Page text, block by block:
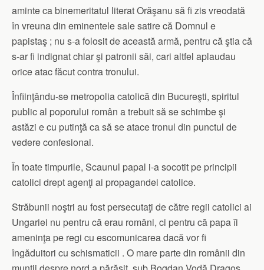
aminte ca binemeritatul literat Orăşanu să fi zis vreodată
în vreuna din eminentele sale satire că Domnul e
papistaş ; nu s-a folosit de această armă, pentru că ştia că
s-ar fi indignat chiar şi patronii săi, cari altfel aplaudau
orice atac făcut contra tronului.
Înfiinţându-se metropolia catolică din Bucureşti, spiritul
public al poporului român a trebuit să se schimbe şi
astăzi e cu putinţă ca să se atace tronul din punctul de
vedere confesional.
În toate timpurile, Scaunul papal i-a socotit pe principii
catolici drept agenţi ai propagandei catolice.
Străbunii noştri au fost persecutaţi de către regii catolici ai
Ungariei nu pentru că erau români, ci pentru că papa îi
ameninţa pe regi cu escomunicarea dacă vor fi
îngăduitori cu schismaticii . O mare parte din românii din